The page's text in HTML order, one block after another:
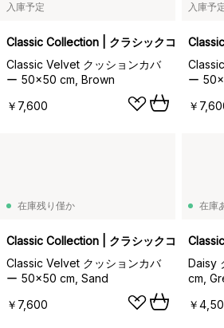
入庫予定
Classic Collection | クラシックコレクショ
Classic Velvet クッションカバ
ー 50x50 cm, Brown
￥7,600
入庫予
ー
￥
在庫残り僅か
Classic Collection | クラシックコレクショ
Classic Velvet クッションカバ
ー 50x50 cm, Sand
￥7,600
在庫
Daisy
cm,
￥